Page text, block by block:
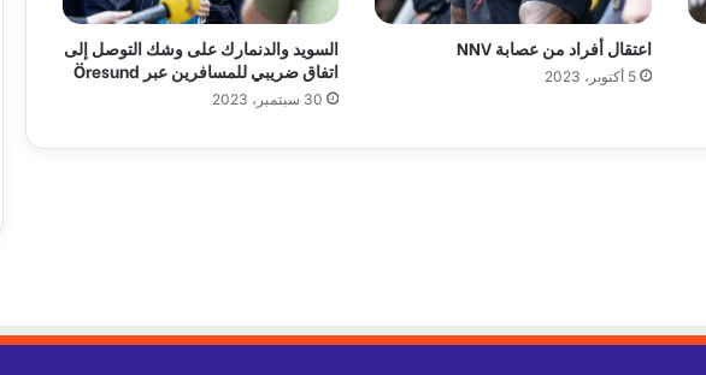
س
اعتقال أفراد من عصابة NNV
5 أكتوبر، 2023
السويد والدنمارك على وشك التوصل إلى
اتفاق ضريبي للمسافرين عبر Öresund
30 سبتمبر، 2023